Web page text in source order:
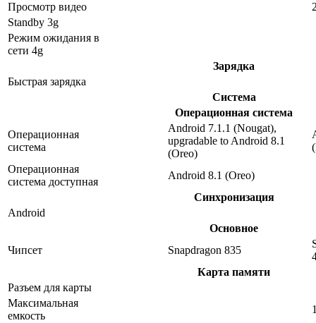
Просмотр видео
Standby 3g
Режим ожидания в
сети 4g
Зарядка
Быстрая зарядка
Система
Операционная система
Операционная
система
Android 7.1.1 (Nougat),
upgradable to Android 8.1
(Oreo)
Операционная
система доступная
Android 8.1 (Oreo)
Синхронизация
Android
Основное
Чипсет
Snapdragon 835
Карта памяти
Разъем для карты
Максимальная
емкость